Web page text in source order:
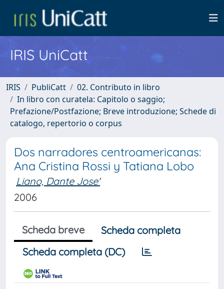
IRIS UniCatt
IRIS PubliCatt
02. Contributo in libro
In libro con curatela: Capitolo o saggio;
Prefazione/Postfazione; Breve introduzione; Schede di
catalogo, repertorio o corpus
Dos narradores centroamericanas:
Ana Cristina Rossi y Tatiana Lobo
Liano, Dante Jose'
2006
Scheda breve
Scheda completa
Scheda completa (DC)